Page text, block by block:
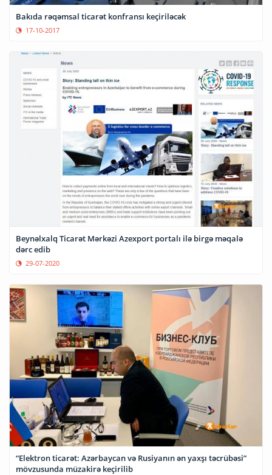
Bakıda rəqəmsal ticarət konfransı keçiriləcək
17-10-2017
Beynəlxalq Ticarət Mərkəzi Azexport portalı ilə birgə məqalə
dərc edib
29-07-2020
“Elektron ticarət: Azərbaycan və Rusiyanın ən yaxşı təcrübəsi”
mövzusunda müzakirə keçirilib